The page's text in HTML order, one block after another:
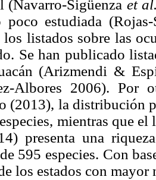
(Navarro-Sigüenza et
poco estudiada
los listados sobre las
Se han publicado
(Arizmendi &
Albores 2006). Por
(2013), la distribución
mientras que
presenta una
595 especies. Con
los estados con